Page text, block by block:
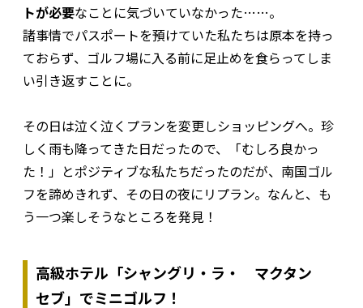
トが必要なことに気づいていなかった……。
諸事情でパスポートを預けていた私たちは原本を持っ
ておらず、ゴルフ場に入る前に足止めを食らってしま
い引き返すことに。
その日は泣く泣くプランを変更しショッピングへ。珍
しく雨も降ってきた日だったので、「むしろ良かっ
た！」とポジティブな私たちだったのだが、南国ゴル
フを諦めきれず、その日の夜にリプラン。なんと、も
う一つ楽しそうなところを発見！
高級ホテル「シャングリ・ラ・ マクタン
セブ」でミニゴルフ！